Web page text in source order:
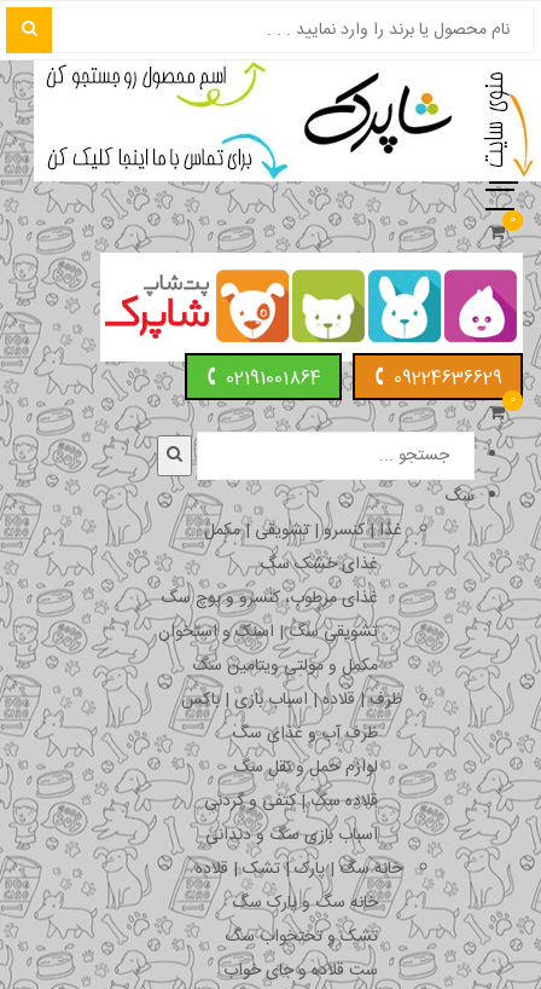
0
09224636629
02191001864
0
سگ
غذا | کنسرو | تشویقی | مکمل
غذای خشک سگ
غذای مرطوب، کنسرو و پوچ سگ
تشویقی سگ | اسنک و استخوان
مکمل و مولتی ویتامین سگ
ظرف | قلاده | اسباب بازی | باکس
ظرف آب و غذای سگ
لوازم حمل و نقل سگ
قلاده سگ | کتفی و گردنی
اسباب بازی سگ و دندانی
خانه سگ | پارک | تشک | قلاده
خانه سگ و پارک سگ
تشک و تختخواب سگ
ست قلاده و جای خواب